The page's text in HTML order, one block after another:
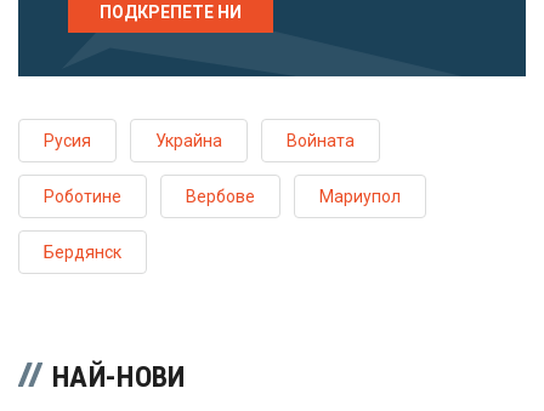
ПОДКРЕПЕТЕ НИ
Русия Украйна Войната
Роботине Вербове Мариупол
Бердянск
НАЙ-НОВИ